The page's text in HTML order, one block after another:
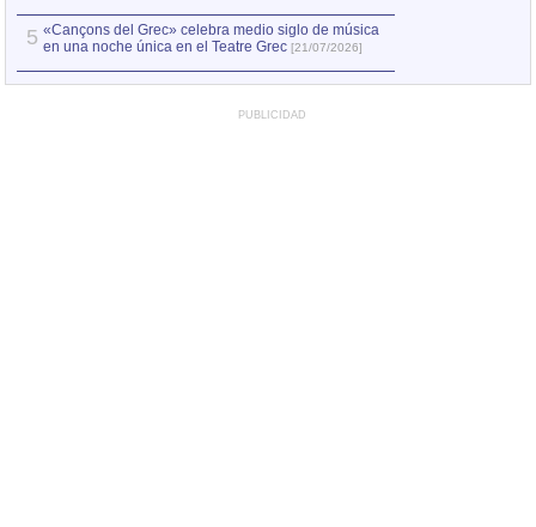
5 «Cançons del Grec» celebra medio siglo de música
en una noche única en el Teatre Grec [21/07/2026]
PUBLICIDAD